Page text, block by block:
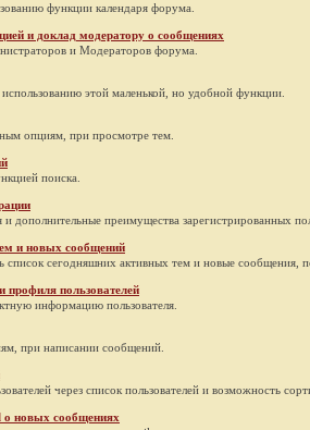
функции календаря форума.
и доклад модератору о сообщениях
и Модераторов форума.
этой маленькой, но удобной функции.
опциям, при просмотре тем.
поиска.
и дополнительные преимущества зарегистрированных
и новых сообщений
список сегодняшних активных тем и новые сообщения,
пользователей
информацию пользователя.
при написании сообщений.
через список пользователей и возможность
о новых сообщениях